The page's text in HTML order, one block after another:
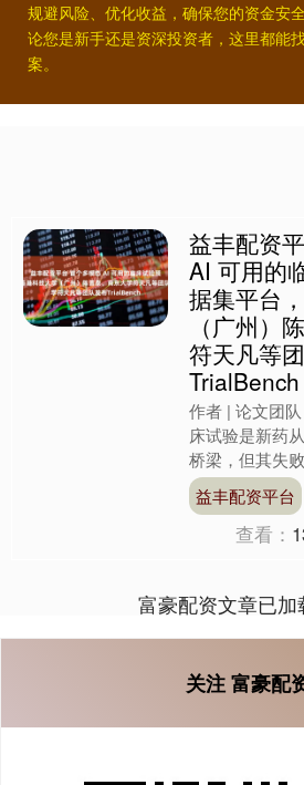
规避风险、优化收益，确保您的资金安
论您是新手还是资深投资者，这里都能
案。
益丰配资
AI 可用的
据集平台
（广州）
符天凡等
TrialBench
作者 | 论文团
床试验是新药
桥梁，但其失
大。我们希望
梁。....
益丰配资平台
查看：
富豪配资文章已加
关注 富豪配